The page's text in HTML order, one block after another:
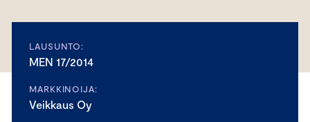
LAUSUNTO:
MEN 17/2014
MARKKINOIJA:
Veikkaus Oy